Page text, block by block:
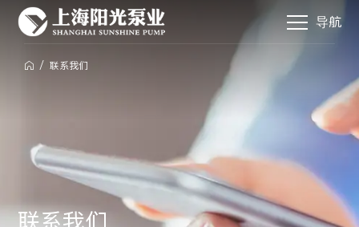
导航
 / 联系我们